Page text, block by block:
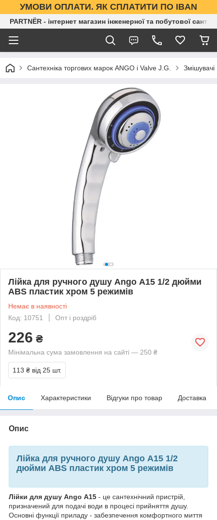
УМОВИ ОПЛАТИ. ЯК СПЛАТИТИ ПО IBAN
PARTNЁR - інтернет магазин інженерної та побутової
Сантехніка торгових марок ANGO і Valve J.G. Змішувачі
Лійка для ручного душу Ango А15 1/2 дюйми
ABS пластик хром 5 режимів
Немає в наявності
Код: 10751
Опт і роздріб
226 ₴
Мінімальна сума замовлення на сайті — 250 ₴
113 ₴ від 25 шт.
Опис Характеристики Відгуки про товар Доставка
Опис
Лійка для ручного душу Ango А15 1/2
дюйми ABS пластик хром 5 режимів
Лійки для душу Ango А15 - це сантехнічний пристрій,
призначений для подачі води в процесі прийняття душу.
Основні функції приладу - забезпечення комфортного миття